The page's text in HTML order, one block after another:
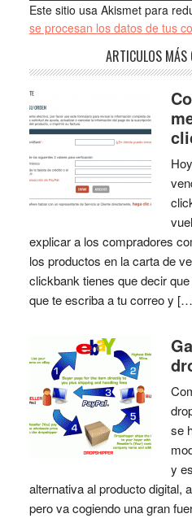
Este sitio usa Akismet para
se procesan los datos de tus
ARTICULOS MÁS
explicar a los compradores
los productos en la carta de
clickbank tienes que decir
que te escriba a tu correo y
se
y
alternativa al producto digital,
pero va cogiendo una gran